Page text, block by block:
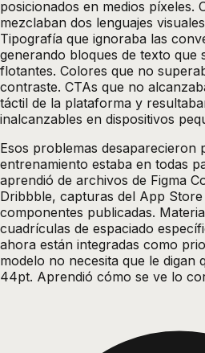
posicionados en medios píxeles.
mezclaban dos lenguajes
Tipografía que ignoraba las
generando bloques de texto que
flotantes. Colores que no
contraste. CTAs que no
táctil de la plataforma y
inalcanzables en dispositivos
Esos problemas desaparecieron
entrenamiento estaba en todas
aprendió de archivos de Figma
Dribbble, capturas del App
componentes publicadas.
cuadrículas de espaciado
ahora están integradas como
modelo no necesita que le digan
44pt. Aprendió cómo se ve lo